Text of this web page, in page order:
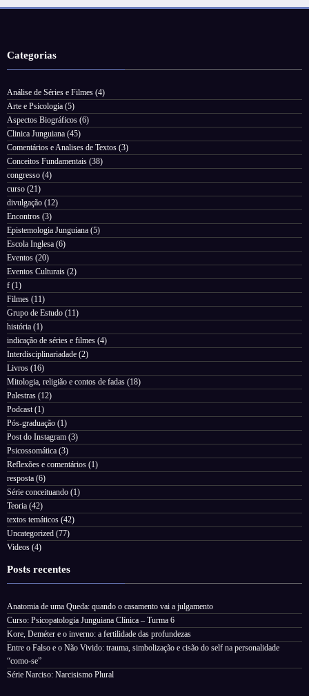
Categorias
Análise de Séries e Filmes (4)
Arte e Psicologia (5)
Aspectos Biográficos (6)
Clinica Junguiana (45)
Comentários e Analises de Textos (3)
Conceitos Fundamentais (38)
congresso (4)
curso (21)
divulgação (12)
Encontros (3)
Epistemologia Junguiana (5)
Escola Inglesa (6)
Eventos (20)
Eventos Culturais (2)
f (1)
Filmes (11)
Grupo de Estudo (11)
história (1)
indicação de séries e filmes (4)
Interdisciplinariadade (2)
Livros (16)
Mitologia, religião e contos de fadas (18)
Palestras (12)
Podcast (1)
Pós-graduação (1)
Post do Instagram (3)
Psicossomática (3)
Reflexões e comentários (1)
resposta (6)
Série conceituando (1)
Teoria (42)
textos temáticos (42)
Uncategorized (77)
Videos (4)
Posts recentes
Anatomia de uma Queda: quando o casamento vai a julgamento
Curso: Psicopatologia Junguiana Clínica – Turma 6
Kore, Deméter e o inverno: a fertilidade das profundezas
Entre o Falso e o Não Vivido: trauma, simbolização e cisão do self na personalidade
“como-se”
Série Narciso: Narcisismo Plural